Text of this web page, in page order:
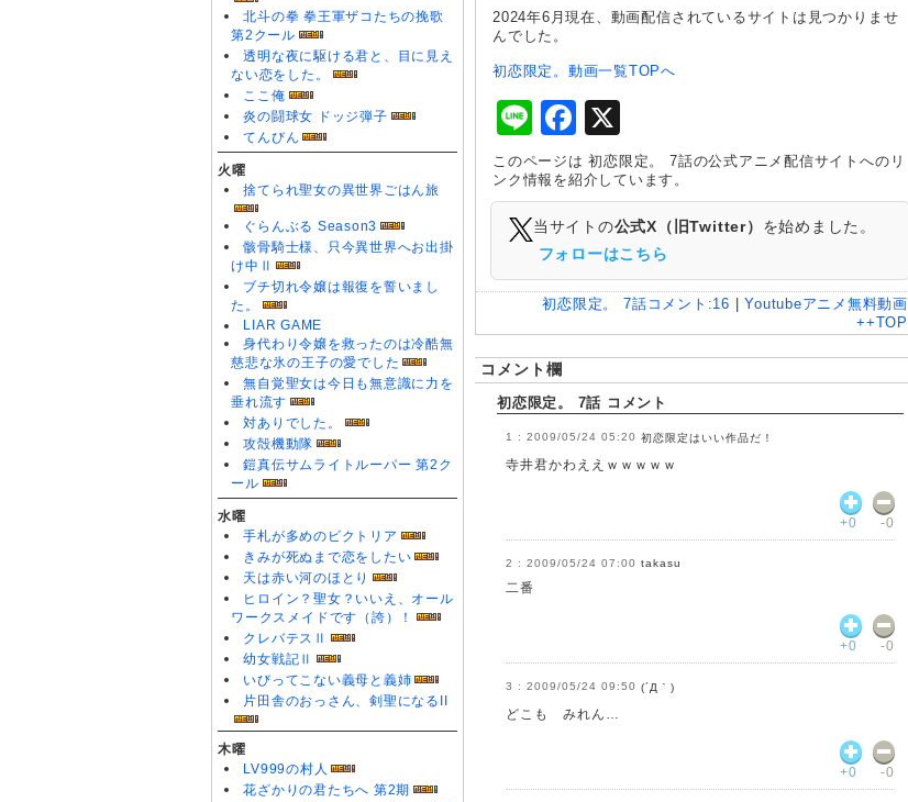
北斗の拳 拳王軍ザコたちの挽歌
第2クール
透明な夜に駆ける君と、目に見え
ない恋をした。
ここ俺
炎の闘球女 ドッジ弾子
てんびん
火曜
捨てられ聖女の異世界ごはん旅
ぐらんぶる Season3
骸骨騎士様、只今異世界へお出掛
け中Ⅱ
ブチ切れ令嬢は報復を誓いまし
た。
LIAR GAME
身代わり令嬢を救ったのは冷酷無
慈悲な氷の王子の愛でした
無自覚聖女は今日も無意識に力を
垂れ流す
対ありでした。
攻殻機動隊
鎧真伝サムライトルーパー 第2ク
ール
水曜
手札が多めのビクトリア
きみが死ぬまで恋をしたい
天は赤い河のほとり
ヒロイン？聖女？いいえ、オール
ワークスメイドです（誇）！
クレバテスⅡ
幼女戦記Ⅱ
いびってこない義母と義姉
片田舎のおっさん、剣聖になるII
木曜
LV999の村人
花ざかりの君たちへ 第2期
2024年6月現在、動画配信されているサイトは見つかりませ
んでした。
初恋限定。動画一覧TOPへ
LineFacebook
このページは 初恋限定。 7話の公式アニメ配信サイトへのリ
ンク情報を紹介しています。
当サイトの公式X（旧Twitter） を始めました。
フォローはこちら
初恋限定。 7話 コメント:16 |Youtubeアニメ無料動画
++TOP
コメント欄
初恋限定。 7話 コメント
2009/05/24 05:20 初恋限定はいい作品だ！
寺井君かわええｗｗｗｗｗ
+0 -0
2009/05/24 07:00 takasu
二番
+0 -0
2009/05/24 09:50 (´Д｀)
どこも みれん…
+0 -0